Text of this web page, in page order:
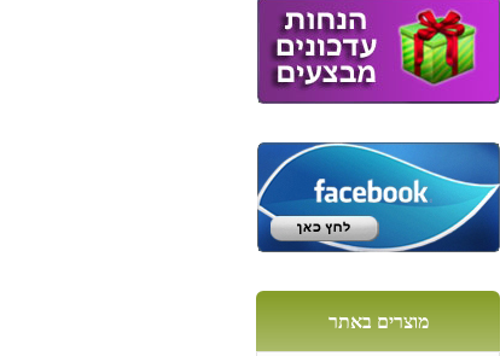
מוצרים באתר